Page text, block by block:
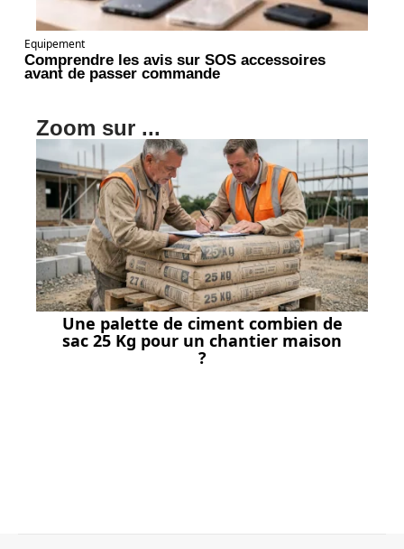
Equipement
Comprendre les avis sur SOS accessoires
avant de passer commande
Zoom sur ...
Une palette de ciment combien de
sac 25 Kg pour un chantier maison
?